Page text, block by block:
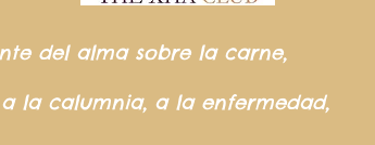
del alma sobre la carne,
a la calumnia, a la enfermedad,